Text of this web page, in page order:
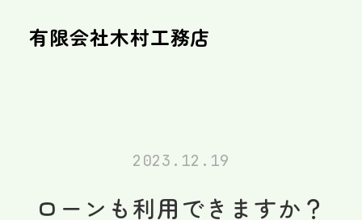
有限会社木村工務店
2023.12.19
ローンも利用できますか？